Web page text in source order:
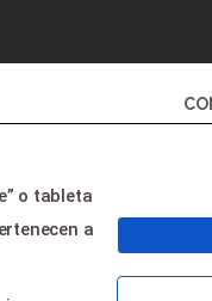
o tableta
a